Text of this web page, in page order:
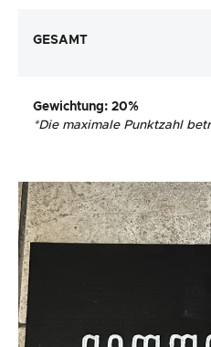
GESAMT
Gewichtung: 20%
*Die maximale Punktzahl